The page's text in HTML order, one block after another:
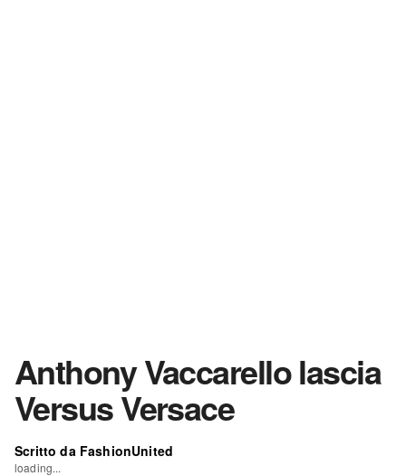
Anthony Vaccarello lascia
Versus Versace
Scritto da FashionUnited
loading...